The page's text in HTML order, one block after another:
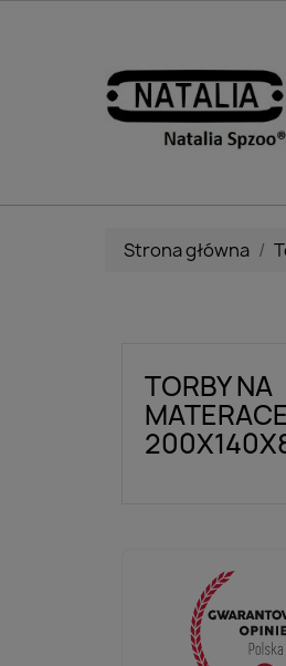
Strona główna
TORBY NA
MATERACE